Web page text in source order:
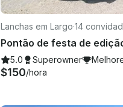
Lanchas em Largo·14
5.0 Superowner
$150/hora